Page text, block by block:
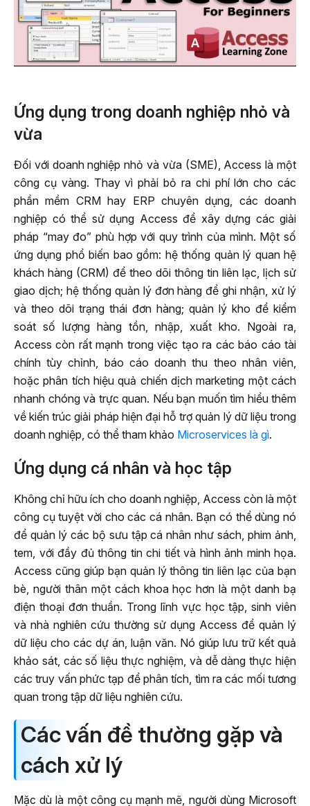
Ứng dụng trong doanh nghiệp nhỏ và
vừa
Đối với doanh nghiệp nhỏ và vừa (SME), Access là một
công cụ vàng. Thay vì phải bỏ ra chi phí lớn cho các
phần mềm CRM hay ERP chuyên dụng, các doanh
nghiệp có thể sử dụng Access để xây dựng các giải
pháp “may đo” phù hợp với quy trình của mình. Một số
ứng dụng phổ biến bao gồm: hệ thống quản lý quan hệ
khách hàng (CRM) để theo dõi thông tin liên lạc, lịch sử
giao dịch; hệ thống quản lý đơn hàng để ghi nhận, xử lý
và theo dõi trạng thái đơn hàng; quản lý kho để kiểm
soát số lượng hàng tồn, nhập, xuất kho. Ngoài ra,
Access còn rất mạnh trong việc tạo ra các báo cáo tài
chính tùy chỉnh, báo cáo doanh thu theo nhân viên,
hoặc phân tích hiệu quả chiến dịch marketing một cách
nhanh chóng và trực quan. Nếu bạn muốn tìm hiểu thêm
về kiến trúc giải pháp hiện đại hỗ trợ quản lý dữ liệu trong
doanh nghiệp, có thể tham khảo Microservices là gì.
Ứng dụng cá nhân và học tập
Không chỉ hữu ích cho doanh nghiệp, Access còn là một
công cụ tuyệt vời cho các cá nhân. Bạn có thể dùng nó
để quản lý các bộ sưu tập cá nhân như sách, phim ảnh,
tem, với đầy đủ thông tin chi tiết và hình ảnh minh họa.
Access cũng giúp bạn quản lý thông tin liên lạc của bạn
bè, người thân một cách khoa học hơn là một danh bạ
điện thoại đơn thuần. Trong lĩnh vực học tập, sinh viên
và nhà nghiên cứu thường sử dụng Access để quản lý
dữ liệu cho các dự án, luận văn. Nó giúp lưu trữ kết quả
khảo sát, các số liệu thực nghiệm, và dễ dàng thực hiện
các truy vấn phức tạp để phân tích, tìm ra các mối tương
quan trong tập dữ liệu nghiên cứu.
Các vấn đề thường gặp và
cách xử lý
Mặc dù là một công cụ mạnh mẽ, người dùng Microsoft